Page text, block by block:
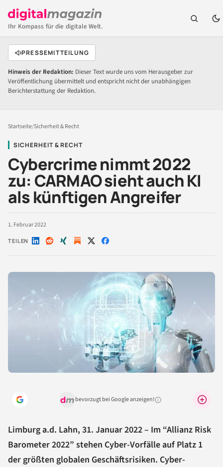
Ihr Kompass für die digitale Welt.
PRESSEMITTEILUNG
Hinweis der Redaktion: Dieser Text wurde uns vom Herausgeber zur
Veröffentlichung übermittelt und entspricht nicht der unabhängigen
Berichterstattung der Redaktion.
Startseite/Sicherheit & Recht
SICHERHEIT & RECHT
Cybercrime nimmt 2022
zu: CARMAO sieht auch KI
als künftigen Angreifer
1. Februar 2022
TEILEN Auf Auf Auf Auf Auf
bevorzugt bei Google anzeigen!Warum lohnt sich das?
Limburg a.d. Lahn, 31. Januar 2022 – Im “Allianz Risk
Barometer 2022” stehen Cyber-Vorfälle auf Platz 1
der größten globalen Geschäftsrisiken. Cyber-